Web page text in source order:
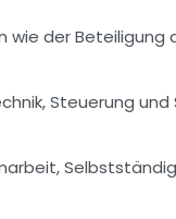
wie der Beteiligung
Steuerung und